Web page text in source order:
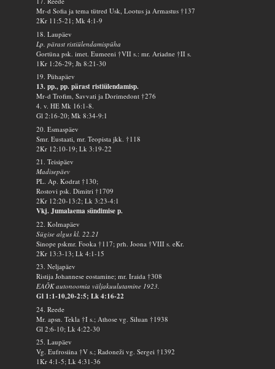
Mr-d Sofia ja tema tütred Usk, Lootus ja Armastus †137
2Kr 11:5-21; Mk 4:1-9
18. Laupäev
Lp. pärast ristiülendamispüha
Gortüna psk. imet. Eumeeni †VII s.: mr. Ariadne †II s.
1Kr 1:26-29; Jh 8:21-30
19. Pühapäev
13. pp., pp. pärast ristiülendamisp.
Mr-d Trofim, Savvati ja Dorimedont †276
4. v. HE Mk 16:1-8.
Gl 2:16-20; Mk 8:34-9:1
20. Esmaspäev
Smr. Eustaati, mr. Teopista jkk. †118
2Kr 12:10-19; Lk 3:19-22
21. Teisipäev
Madisepäev
PL. Ap. Kodrat †130;
Rostovi psk. Dimitri †1709
2Kr 12:20-13:2; Lk 3:23-4:1
Vkj. Jumalaema sündimise p.
22. Kolmapäev
Sügise algus kl. 22.21
Sinope pskmr. Fooka †117; prh. Joona †VIII s. eKr.
2Kr 13:3-13; Lk 4:1-15
23. Neljapäev
Ristija Johannese eostamine; mr. Iraida †308
EAÕK autonoomia väljakuulutamine 1923.
Gl 1:1-10,20-2:5; Lk 4:16-22
24. Reede
Mr. apsn. Tekla †I s.; Athose vg. Siluan †1938
Gl 2:6-10; Lk 4:22-30
25. Laupäev
Vg. Eufrosiina †V s.; Radoneži vg. Sergei †1392
1Kr 4:1-5; Lk 4:31-36